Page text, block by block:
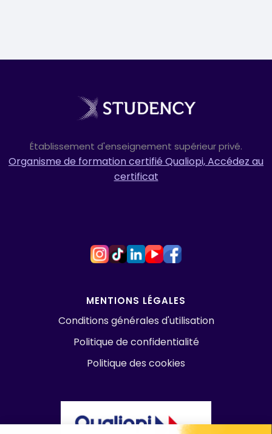
Établissement d'enseignement supérieur privé.
Organisme de formation certifié Qualiopi, Accédez au
certificat
MENTIONS LÉGALES
Conditions générales d'utilisation
Politique de confidentialité
Politique des cookies